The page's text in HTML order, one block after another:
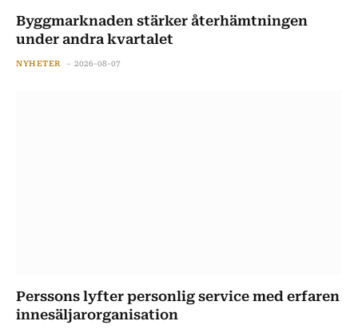
Byggmarknaden stärker återhämtningen
under andra kvartalet
NYHETER 2026-08-07
Perssons lyfter personlig service med erfaren
innesäljarorganisation